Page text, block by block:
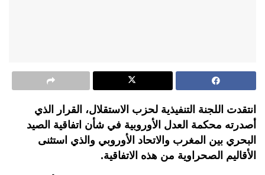
انتقدت اللجنة التنفيذية لحزب الاستقلال، القرار الذي
أصدرته محكمة العدل الأوروبية في شأن اتفاقية الصيد
البحري بين المغرب والاتحاد الأوروبي والذي استثنى
الأقاليم الصحراوية من هذه الاتفاقية.